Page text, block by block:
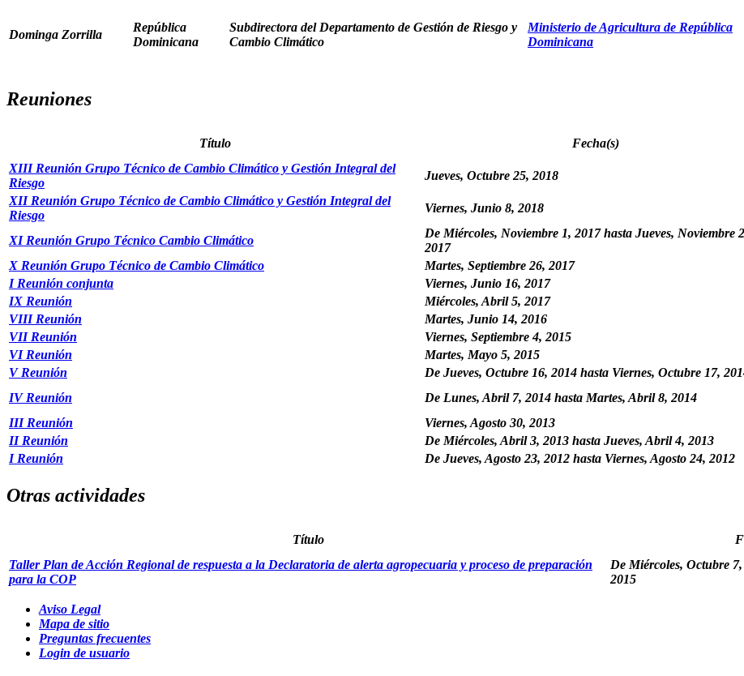
Dominga Zorrilla
República
Dominicana
Subdirectora del Departamento de Gestión de Riesgo y
Cambio Climático
Ministerio de Agricultura de República
Dominicana
Reuniones
Título Fecha(s)
XIII Reunión Grupo Técnico de Cambio Climático y Gestión Integral del
Riesgo
Jueves, Octubre 25, 2018
XII Reunión Grupo Técnico de Cambio Climático y Gestión Integral del
Riesgo
Viernes, Junio 8, 2018
XI Reunión Grupo Técnico Cambio Climático
De Miércoles, Noviembre 1, 2017hasta Jueves, Noviembre
2017
X Reunión Grupo Técnico de Cambio Climático
Martes, Septiembre 26, 2017
I Reunión conjunta
Viernes, Junio 16, 2017
IX Reunión
Miércoles, Abril 5, 2017
VIII Reunión
Martes, Junio 14, 2016
VII Reunión
Viernes, Septiembre 4, 2015
VI Reunión
Martes, Mayo 5, 2015
V Reunión
De Jueves, Octubre 16, 2014 hasta Viernes, Octubre 17,
IV Reunión
De Lunes, Abril 7, 2014 hasta Martes, Abril 8, 2014
III Reunión
Viernes, Agosto 30, 2013
II Reunión
De Miércoles, Abril 3, 2013 hasta Jueves, Abril 4, 2013
I Reunión
De Jueves, Agosto 23, 2012 hasta Viernes, Agosto 24, 2012
Otras actividades
Título
Taller Plan de Acción Regional de respuesta a la Declaratoria de alerta agropecuaria y proceso de preparación
para la COP
De Miércoles, Octubre
2015
Aviso Legal
Mapa de sitio
Preguntas frecuentes
Login de usuario